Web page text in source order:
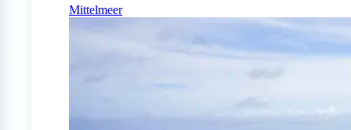
Mittelmeer